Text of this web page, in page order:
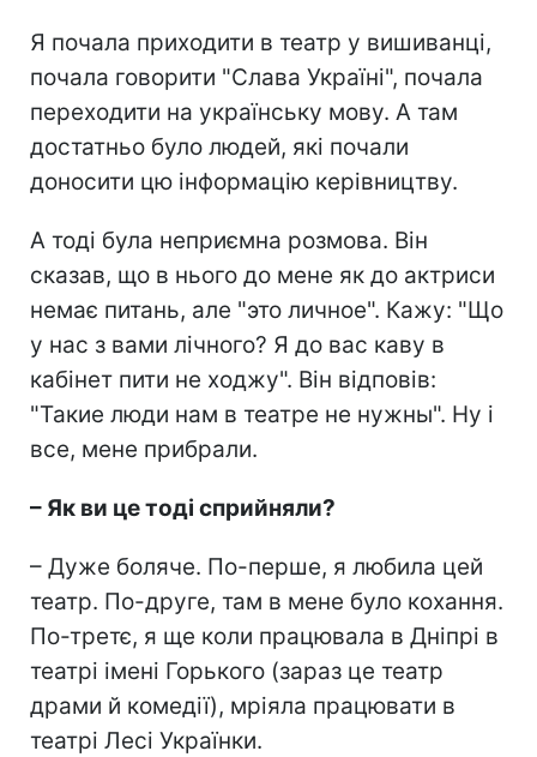
Я почала приходити в театр у вишиванці,
почала говорити "Слава Україні", почала
переходити на українську мову. А там
достатньо було людей, які почали
доносити цю інформацію керівництву.
А тоді була неприємна розмова. Він
сказав, що в нього до мене як до актриси
немає питань, але "это личное". Кажу: "Що
у нас з вами лічного? Я до вас каву в
кабінет пити не ходжу". Він відповів:
"Такие люди нам в театре не нужны". Ну і
все, мене прибрали.
– Як ви це тоді сприйняли?
– Дуже боляче. По-перше, я любила цей
театр. По-друге, там в мене було кохання.
По-третє, я ще коли працювала в Дніпрі в
театрі імені Горького (зараз це театр
драми й комедії), мріяла працювати в
театрі Лесі Українки.